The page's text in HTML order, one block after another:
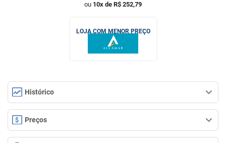
ou 10x de R$ 252,79
LOJA COM MENOR PREÇO
Histórico
Preços